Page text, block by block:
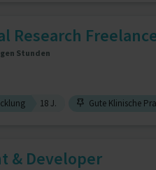
Research
Stunden
18 J. Gute Klinische
& Developer